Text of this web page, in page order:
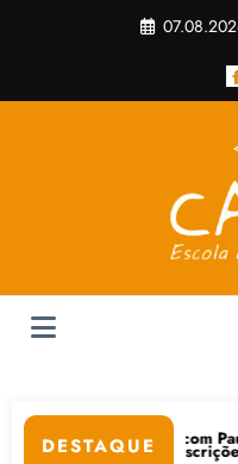
DESTAQUE
inscrições abertas
com Paulo Freire convida: